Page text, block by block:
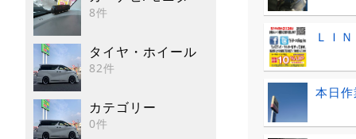
8件
タイヤ・ホイール
82件
カテゴリー
0件
ＬＩ
本日